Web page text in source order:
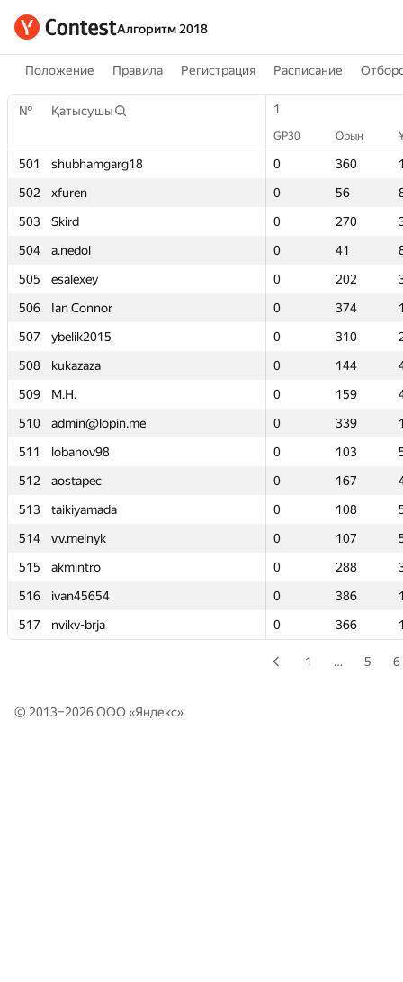
Алгоритм 2018
Положение Правила Регистрация Расписание
№ Қатысушы 1
GP30 Орын
501 shubhamgarg18 0 360
502
xfuren 0 56
503
Skird 0 270
504
a.nedol 0 41
505
esalexey 0 202
506
Ian Connor 0 374
507
ybelik2015 0 310
508
kukazaza 0 144
509
M.H. 0 159
510
admin@lopin.me 0 339
511
lobanov98 0 103
512
aostapec 0 167
513
taikiyamada 0 108
514
v.v.melnyk 0 107
515
akmintro 0 288
516
ivan45654 0 386
517
nvikv-brja 0 366
№ Қатысушы 1
GP30 Орын
501 shubhamgarg18 0 360
502
xfuren 0 56
503
Skird 0 270
504
a.nedol 0 41
505
esalexey 0 202
506
Ian Connor 0 374
507
ybelik2015 0 310
508
kukazaza 0 144
509
M.H. 0 159
510
admin@lopin.me 0 339
511
lobanov98 0 103
512
aostapec 0 167
513
taikiyamada 0 108
514
v.v.melnyk 0 107
515
akmintro 0 288
516
ivan45654 0 386
517
nvikv-brja 0 366
1 … 5 6
© 2013–2026 ООО «Яндекс»